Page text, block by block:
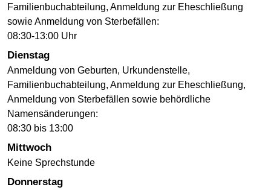
Familienbuchabteilung, Anmeldung zur Eheschließung
sowie Anmeldung von Sterbefällen:
08:30-13:00 Uhr
Dienstag
Anmeldung von Geburten, Urkundenstelle,
Familienbuchabteilung, Anmeldung zur Eheschließung,
Anmeldung von Sterbefällen sowie behördliche
Namensänderungen:
08:30 bis 13:00
Mittwoch
Keine Sprechstunde
Donnerstag